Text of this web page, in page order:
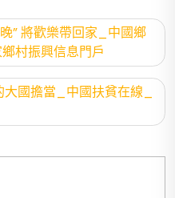
” 將歡樂帶回家_中國鄉
村振興信息門戶
國擔當_中國扶貧在線_